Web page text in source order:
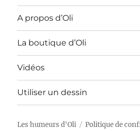
A propos d’Oli
La boutique d’Oli
Vidéos
Utiliser un dessin
Les humeurs d'Oli
Politique de